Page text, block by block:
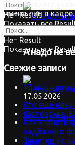
Нет Result
Показать все
А надо не
Не забывайте
имена лиц в
Нет Result
Показать все
Свежие записи
17 мая
17.05.2026
Кто ещё ёлку
Фотоархив.
Как хранить
надёжного
Заметки из